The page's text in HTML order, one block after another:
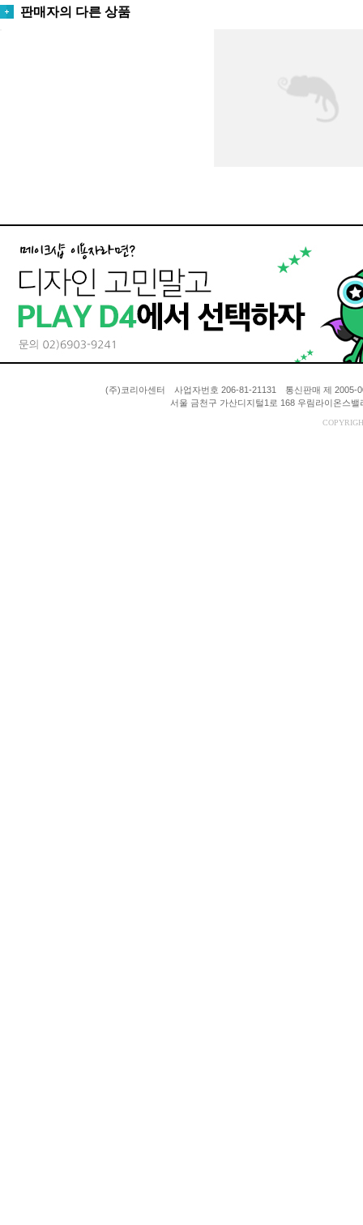
판매자의 다른 상품
(주)코리아센터 사업자번호 206-81-21131 통신판매 제
서울 금천구 가산디지털1로 168 우림라이온